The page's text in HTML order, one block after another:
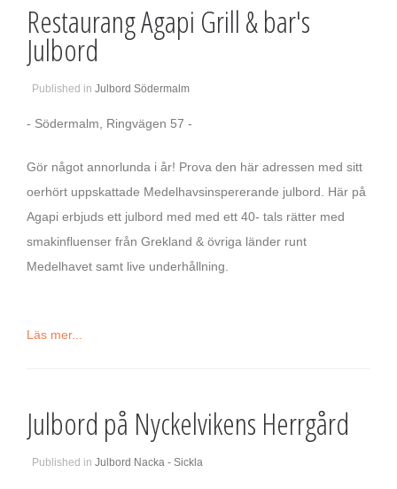
Restaurang Agapi Grill & bar's
Julbord
Published in Julbord Södermalm
- Södermalm, Ringvägen 57 -
Gör något annorlunda i år! Prova den här adressen med sitt
oerhört uppskattade Medelhavsinspererande julbord. Här på
Agapi erbjuds ett julbord med med ett 40- tals rätter med
smakinfluenser från Grekland & övriga länder runt
Medelhavet samt live underhållning.
Läs mer...
Julbord på Nyckelvikens Herrgård
Published in Julbord Nacka - Sickla